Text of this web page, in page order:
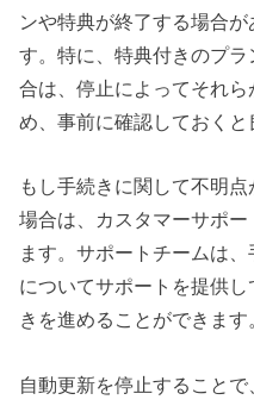
ンや特典が終了する場合
す。特に、特典付きのプ
合は、停止によってそれ
め、事前に確認しておくと
もし手続きに関して不明
場合は、カスタマーサポ
ます。サポートチームは
についてサポートを提供
きを進めることができます
自動更新を停止すること